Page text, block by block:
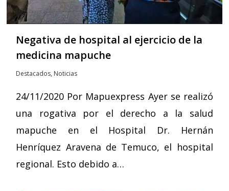
Negativa de hospital al ejercicio de la
medicina mapuche
Destacados, Noticias
24/11/2020 Por Mapuexpress Ayer se realizó
una rogativa por el derecho a la salud
mapuche en el Hospital Dr. Hernán
Henríquez Aravena de Temuco, el hospital
regional. Esto debido a…